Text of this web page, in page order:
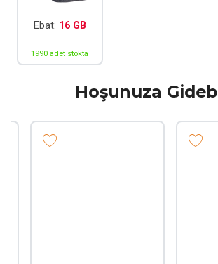
Ebat: 16 GB
1990 adet stokta
Hoşunuza